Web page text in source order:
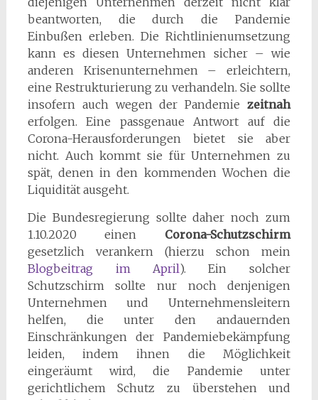
beantworten, die durch die Pandemie
Einbußen erleben. Die Richtlinienumsetzung
kann es diesen Unternehmen sicher – wie
anderen Krisenunternehmen – erleichtern,
eine Restrukturierung zu verhandeln. Sie sollte
insofern auch wegen der Pandemiezeitnah
erfolgen. Eine passgenaue Antwort auf die
Corona-Herausforderungen bietet sie aber
nicht. Auch kommt sie für Unternehmen zu
spät, denen in den kommenden Wochen die
Liquidität ausgeht.
Die Bundesregierung sollte daher noch zum
1.10.2020 einen Corona-Schutzschirm
gesetzlich verankern (hierzu schon mein
Blogbeitrag im April). Ein solcher
Schutzschirm sollte nur noch denjenigen
Unternehmen und Unternehmensleitern
helfen, die unter den andauernden
Einschränkungen der Pandemiebekämpfung
leiden, indem ihnen die Möglichkeit
eingeräumt wird, die Pandemie unter
gerichtlichem Schutz zu überstehen und